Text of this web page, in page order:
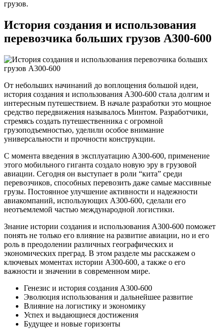
грузов.
История создания и использования
перевозчика больших грузов A300-600
От небольших начинаний до воплощения большой идеи,
история создания и использования A300-600 стала долгим и
интересным путешествием. В начале разработки это мощное
средство передвижения называлось Минтом. Разработчики,
стремясь создать путешественника с огромной
грузоподъемностью, уделили особое внимание
универсальности и прочности конструкции.
С момента введения в эксплуатацию A300-600, применение
этого мобильного гиганта создало новую эру в грузовой
авиации. Сегодня он выступает в роли “кита” среди
перевозчиков, способных перевозить даже самые массивные
грузы. Постоянное улучшение активности и надежности
авиакомпаний, использующих A300-600, сделали его
неотъемлемой частью международной логистики.
Знание истории создания и использования A300-600 поможет
понять не только его влияние на развитие авиации, но и его
роль в преодолении различных географических и
экономических преград. В этом разделе мы расскажем о
ключевых моментах истории A300-600, а также о его
важности и значении в современном мире.
Генезис и история создания A300-600
Эволюция использования и дальнейшее развитие
Влияние на логистику и экономику
Успех и выдающиеся достижения
Будущее и новые горизонты